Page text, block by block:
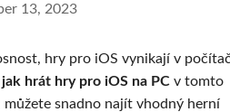
13, 2023
hry pro iOS vynikají v
jak hrát hry pro iOS na PC v tomto
snadno najít vhodný herní